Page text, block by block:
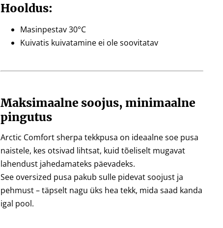
Hooldus:
Masinpestav 30°C
Kuivatis kuivatamine ei ole soovitatav
Maksimaalne soojus, minimaalne
pingutus
Arctic Comfort sherpa tekkpusa on ideaalnesoe pusa
naistele, kes otsivad lihtsat, kuid tõeliselt mugavat
lahendust jahedamateks päevadeks.
See oversized pusa pakub sulle pidevat soojust ja
pehmust – täpselt nagu üks hea tekk, mida saad kanda
igal pool.